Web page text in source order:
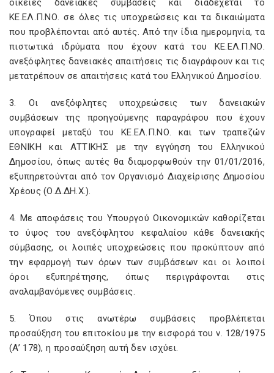
οικείες δανειακές συμβάσεις και διαδέχεται το
ΚΕ.ΕΛ.Π.ΝΟ. σε όλες τις υποχρεώσεις και τα δικαιώματα
που προβλέπονται από αυτές. Από την ίδια ημερομηνία, τα
πιστωτικά ιδρύματα που έχουν κατά του ΚΕ.ΕΛ.Π.ΝΟ.
ανεξόφλητες δανειακές απαιτήσεις τις διαγράφουν και τις
μετατρέπουν σε απαιτήσεις κατά του Ελληνικού Δημοσίου.
3. Οι ανεξόφλητες υποχρεώσεις των δανειακών
συμβάσεων της προηγούμενης παραγράφου που έχουν
υπογραφεί μεταξύ του ΚΕ.ΕΛ.Π.ΝΟ. και των τραπεζών
ΕΘΝΙΚΗ και ΑΤΤΙΚΗΣ με την εγγύηση του Ελληνικού
Δημοσίου, όπως αυτές θα διαμορφωθούν την 01/01/2016,
εξυπηρετούνται από τον Οργανισμό Διαχείρισης Δημοσίου
Χρέους (Ο.Δ.ΔΗ.Χ.).
4. Με αποφάσεις του Υπουργού Οικονομικών καθορίζεται
το ύψος του ανεξόφλητου κεφαλαίου κάθε δανειακής
σύμβασης, οι λοιπές υποχρεώσεις που προκύπτουν από
την εφαρμογή των όρων των συμβάσεων και οι λοιποί
όροι εξυπηρέτησης, όπως περιγράφονται στις
αναλαμβανόμενες συμβάσεις.
5. Όπου στις ανωτέρω συμβάσεις προβλέπεται
προσαύξηση του επιτοκίου με την εισφορά του ν. 128/1975
(A’ 178), η προσαύξηση αυτή δεν ισχύει.